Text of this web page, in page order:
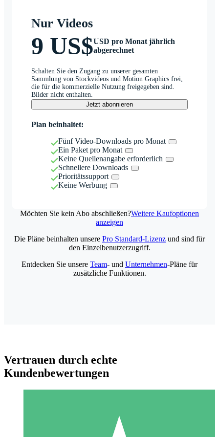
Nur Videos
9 US$USD pro Monat jährlich
abgerechnet
Schalten Sie den Zugang zu unserer gesamten
Sammlung von Stockvideos und Motion Graphics frei,
die für die kommerzielle Nutzung freigegeben sind.
Bilder nicht enthalten.
Jetzt abonnieren
Plan beinhaltet:
Fünf Video-Downloads pro Monat
Ein Paket pro Monat
Keine Quellenangabe erforderlich
Schnellere Downloads
Prioritätssupport
Keine Werbung
Möchten Sie kein Abo abschließen?Weitere Kaufoptionen
anzeigen
Die Pläne beinhalten unsere Pro Standard-Lizenz und sind für
den Einzelbenutzerzugriff.
Entdecken Sie unsere Team- und Unternehmen-Pläne für
zusätzliche Funktionen.
Vertrauen durch echte
Kundenbewertungen